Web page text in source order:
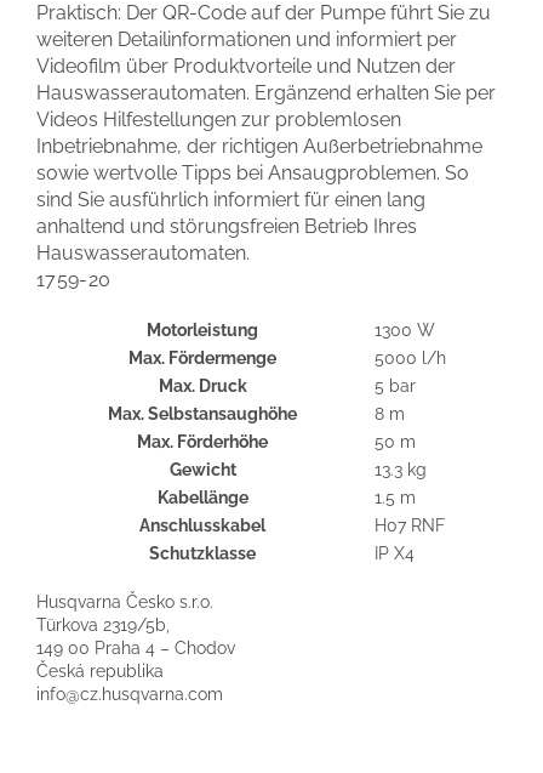
Praktisch: Der QR-Code auf der Pumpe führt Sie zu
weiteren Detailinformationen und informiert per
Videofilm über Produktvorteile und Nutzen der
Hauswasserautomaten. Ergänzend erhalten Sie per
Videos Hilfestellungen zur problemlosen
Inbetriebnahme, der richtigen Außerbetriebnahme
sowie wertvolle Tipps bei Ansaugproblemen. So
sind Sie ausführlich informiert für einen lang
anhaltend und störungsfreien Betrieb Ihres
Hauswasserautomaten.
1759-20
Motorleistung
1300 W
Max. Fördermenge
5000 l/h
Max. Druck
5 bar
Max. Selbstansaughöhe
8 m
Max. Förderhöhe
50 m
Gewicht
13.3 kg
Kabellänge
1.5 m
Anschlusskabel
H07 RNF
Schutzklasse
IP X4
Husqvarna Česko s.r.o.
Türkova 2319/5b,
149 00 Praha 4 – Chodov
Česká republika
info@cz.husqvarna.com